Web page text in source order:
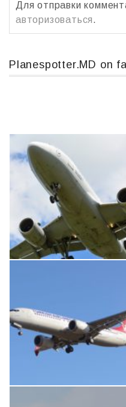
Для отправки
авторизоваться.
Planespotter.MD on